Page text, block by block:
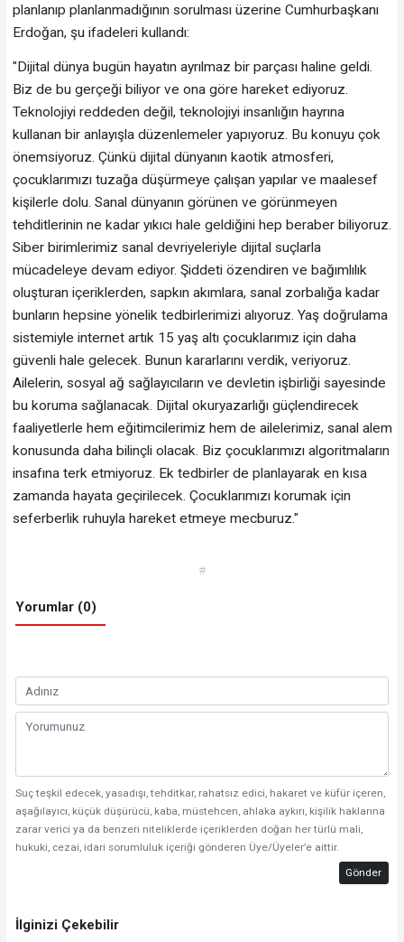
planlanıp planlanmadığının sorulması üzerine Cumhurbaşkanı
Erdoğan, şu ifadeleri kullandı:
"Dijital dünya bugün hayatın ayrılmaz bir parçası haline geldi.
Biz de bu gerçeği biliyor ve ona göre hareket ediyoruz.
Teknolojiyi reddeden değil, teknolojiyi insanlığın hayrına
kullanan bir anlayışla düzenlemeler yapıyoruz. Bu konuyu çok
önemsiyoruz. Çünkü dijital dünyanın kaotik atmosferi,
çocuklarımızı tuzağa düşürmeye çalışan yapılar ve maalesef
kişilerle dolu. Sanal dünyanın görünen ve görünmeyen
tehditlerinin ne kadar yıkıcı hale geldiğini hep beraber biliyoruz.
Siber birimlerimiz sanal devriyeleriyle dijital suçlarla
mücadeleye devam ediyor. Şiddeti özendiren ve bağımlılık
oluşturan içeriklerden, sapkın akımlara, sanal zorbalığa kadar
bunların hepsine yönelik tedbirlerimizi alıyoruz. Yaş doğrulama
sistemiyle internet artık 15 yaş altı çocuklarımız için daha
güvenli hale gelecek. Bunun kararlarını verdik, veriyoruz.
Ailelerin, sosyal ağ sağlayıcıların ve devletin işbirliği sayesinde
bu koruma sağlanacak. Dijital okuryazarlığı güçlendirecek
faaliyetlerle hem eğitimcilerimiz hem de ailelerimiz, sanal alem
konusunda daha bilinçli olacak. Biz çocuklarımızı algoritmaların
insafına terk etmiyoruz. Ek tedbirler de planlayarak en kısa
zamanda hayata geçirilecek. Çocuklarımızı korumak için
seferberlik ruhuyla hareket etmeye mecburuz."
#
Yorumlar (0)
Suç teşkil edecek, yasadışı, tehditkar, rahatsız edici, hakaret ve küfür içeren,
aşağılayıcı, küçük düşürücü, kaba, müstehcen, ahlaka aykırı, kişilik haklarına
zarar verici ya da benzeri niteliklerde içeriklerden doğan her türlü mali,
hukuki, cezai, idari sorumluluk içeriği gönderen Üye/Üyeler’e aittir.
Gönder
İlginizi Çekebilir